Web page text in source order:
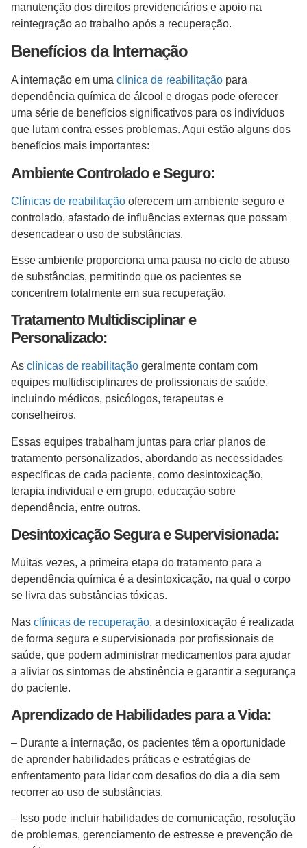
manutenção dos direitos previdenciários e apoio na
reintegração ao trabalho após a recuperação.
Benefícios da Internação
A internação em uma clínica de reabilitação para
dependência química de álcool e drogas pode oferecer
uma série de benefícios significativos para os indivíduos
que lutam contra esses problemas. Aqui estão alguns dos
benefícios mais importantes:
Ambiente Controlado e Seguro:
Clínicas de reabilitação oferecem um ambiente seguro e
controlado, afastado de influências externas que possam
desencadear o uso de substâncias.
Esse ambiente proporciona uma pausa no ciclo de abuso
de substâncias, permitindo que os pacientes se
concentrem totalmente em sua recuperação.
Tratamento Multidisciplinar e
Personalizado:
As clínicas de reabilitação geralmente contam com
equipes multidisciplinares de profissionais de saúde,
incluindo médicos, psicólogos, terapeutas e
conselheiros.
Essas equipes trabalham juntas para criar planos de
tratamento personalizados, abordando as necessidades
específicas de cada paciente, como desintoxicação,
terapia individual e em grupo, educação sobre
dependência, entre outros.
Desintoxicação Segura e Supervisionada:
Muitas vezes, a primeira etapa do tratamento para a
dependência química é a desintoxicação, na qual o corpo
se livra das substâncias tóxicas.
Nas clínicas de recuperação, a desintoxicação é realizada
de forma segura e supervisionada por profissionais de
saúde, que podem administrar medicamentos para ajudar
a aliviar os sintomas de abstinência e garantir a segurança
do paciente.
Aprendizado de Habilidades para a Vida:
– Durante a internação, os pacientes têm a oportunidade
de aprender habilidades práticas e estratégias de
enfrentamento para lidar com desafios do dia a dia sem
recorrer ao uso de substâncias.
– Isso pode incluir habilidades de comunicação, resolução
de problemas, gerenciamento de estresse e prevenção de